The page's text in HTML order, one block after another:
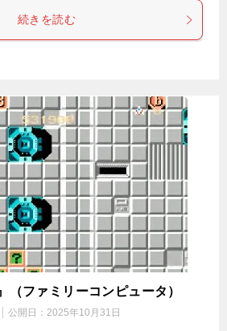
続きを読む
（ファミリーコンピュータ）
公開日： 2025年10月31日